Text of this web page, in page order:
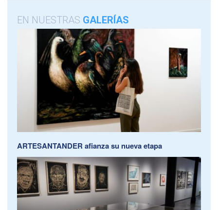
EN NUESTRAS GALERÍAS
ARTESANTANDER afianza su nueva etapa